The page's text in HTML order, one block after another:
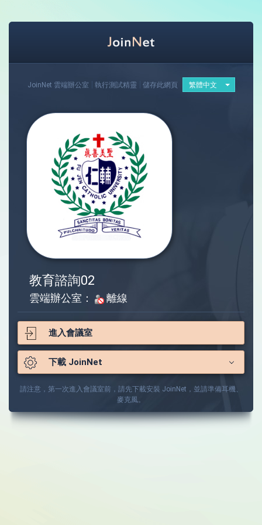
JoinNet 雲端辦公室 執行測試精靈 儲存此網頁 繁體中文
教育諮詢02
雲端辦公室： 離線
進入會議室
下載 JoinNet
請注意，第一次進入會議室前，請先下載安裝 JoinNet，並請準備耳機、
麥克風。